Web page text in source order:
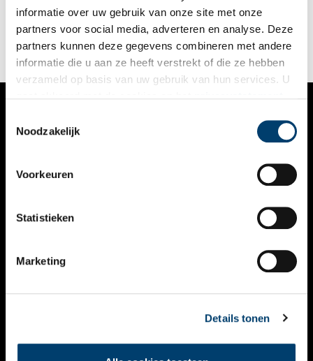
informatie over uw gebruik van onze site met onze
partners voor social media, adverteren en analyse. Deze
partners kunnen deze gegevens combineren met andere
informatie die u aan ze heeft verstrekt of die ze hebben
verzameld op basis van uw gebruik van hun services. U
Noodzakelijk
Voorkeuren
Statistieken
Marketing
Details tonen
en palmbomen, maar ook met Arabische acrobaten die tijdens
hun act geweren afschieten, wordt het nooit meer.
VERHALEN
KALENDER
THEMA’S
VIDEO’S
CONTACT